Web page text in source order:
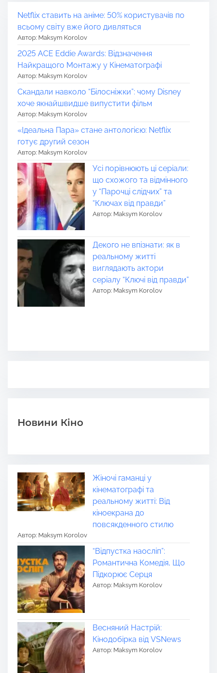
Netflix ставить на аніме: 50% користувачів по
всьому світу вже його дивляться
Автор: Maksym Korolov
2025 ACE Eddie Awards: Відзначення
Найкращого Монтажу у Кінематографі
Автор: Maksym Korolov
Скандали навколо “Білосніжки”: чому Disney
хоче якнайшвидше випустити фільм
Автор: Maksym Korolov
«Ідеальна Пара» стане антологією: Netflix
готує другий сезон
Автор: Maksym Korolov
Усі порівнюють ці серіали:
що схожого та відмінного
у “Парочці слідчих” та
“Ключах від правди”
Автор: Maksym Korolov
Декого не впізнати: як в
реальному житті
виглядають актори
серіалу “Ключі від правди”
Автор: Maksym Korolov
Новини Кіно
Жіночі гаманці у
кінематографі та
реальному житті: Від
кіноекрана до
повсякденного стилю
Автор: Maksym Korolov
“Відпустка наосліп”:
Романтична Комедія, Що
Підкорює Серця
Автор: Maksym Korolov
Весняний Настрій:
Кінодобірка від VSNews
Автор: Maksym Korolov